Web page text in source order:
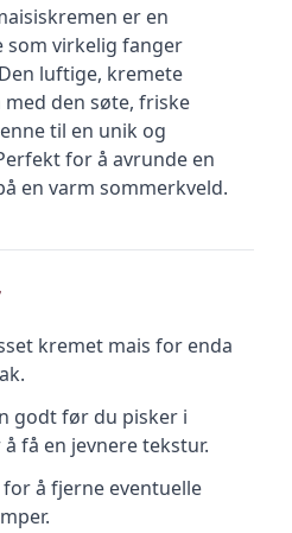
er en
som virkelig fanger
luftige, kremete
den søte, friske
til en unik og
for å avrunde en
en varm sommerkveld.
kremet mais for enda
godt før du pisker i
få en jevnere tekstur.
å fjerne eventuelle